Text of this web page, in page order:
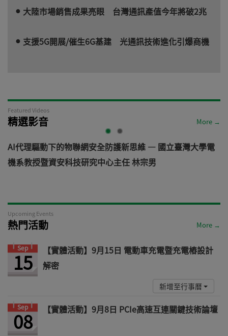
大陸市場銷售成果亮眼 台灣通訊產值今年將破2兆
支援5G開展/催生6G基建 光通訊技術進化引爆商機
Featured Videos
精選影音 More →
從汽車資安軌跡看見機器人未來: 機器人資安風險與防禦之
道 — VicOne
Upcoming Events
熱門活動 More →
Sep
15
【實體活動】9月15日 電動車充電暨充電樁設計
解密
新增至行事曆
Sep
08 【實體活動】9月8日 PCIe高速互連關鍵技術論壇